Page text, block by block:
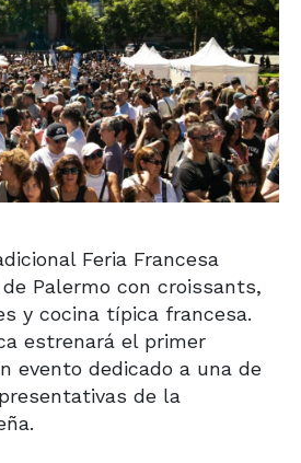
Feria Francesa
Palermo con croissants,
y cocina típica francesa.
estrenará el primer
evento dedicado a una de
de la